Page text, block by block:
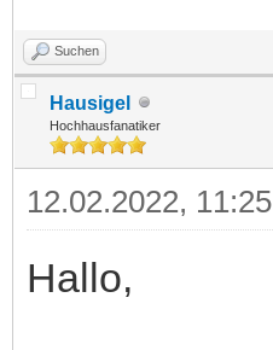
Suchen
Hausigel
Hochhausfanatiker
12.02.2022, 11:25
Hallo,